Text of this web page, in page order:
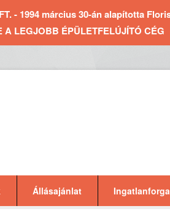
- 1994 március 30-án alapította
A LEGJOBB ÉPÜLETFELÚJÍTÓ CÉG
Állásajánlat